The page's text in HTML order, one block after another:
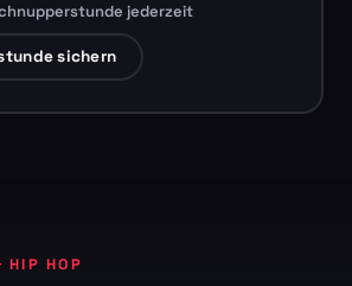
jederzeit
sichern
HIP HOP